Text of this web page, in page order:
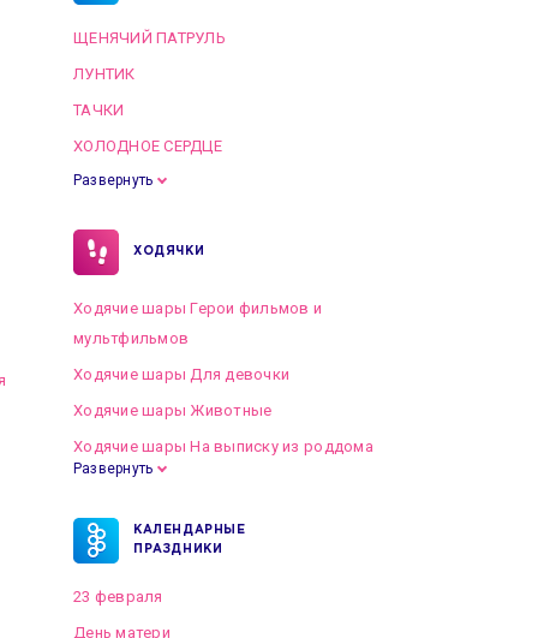
ЩЕНЯЧИЙ ПАТРУЛЬ
ЛУНТИК
ТАЧКИ
ХОЛОДНОЕ СЕРДЦЕ
Развернуть
ХОДЯЧКИ
Ходячие шары Герои фильмов и
мультфильмов
Ходячие шары Для девочки
Ходячие шары Животные
Ходячие шары На выписку из роддома
Развернуть
КАЛЕНДАРНЫЕ
ПРАЗДНИКИ
23 февраля
День матери